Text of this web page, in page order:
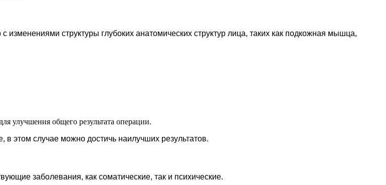
структуры глубоких анатомических структур лица, таких как подкожная мышца,
улучшения общего результата операции.
этом случае можно достичь наилучших результатов.
заболевания, как соматические, так и психические.